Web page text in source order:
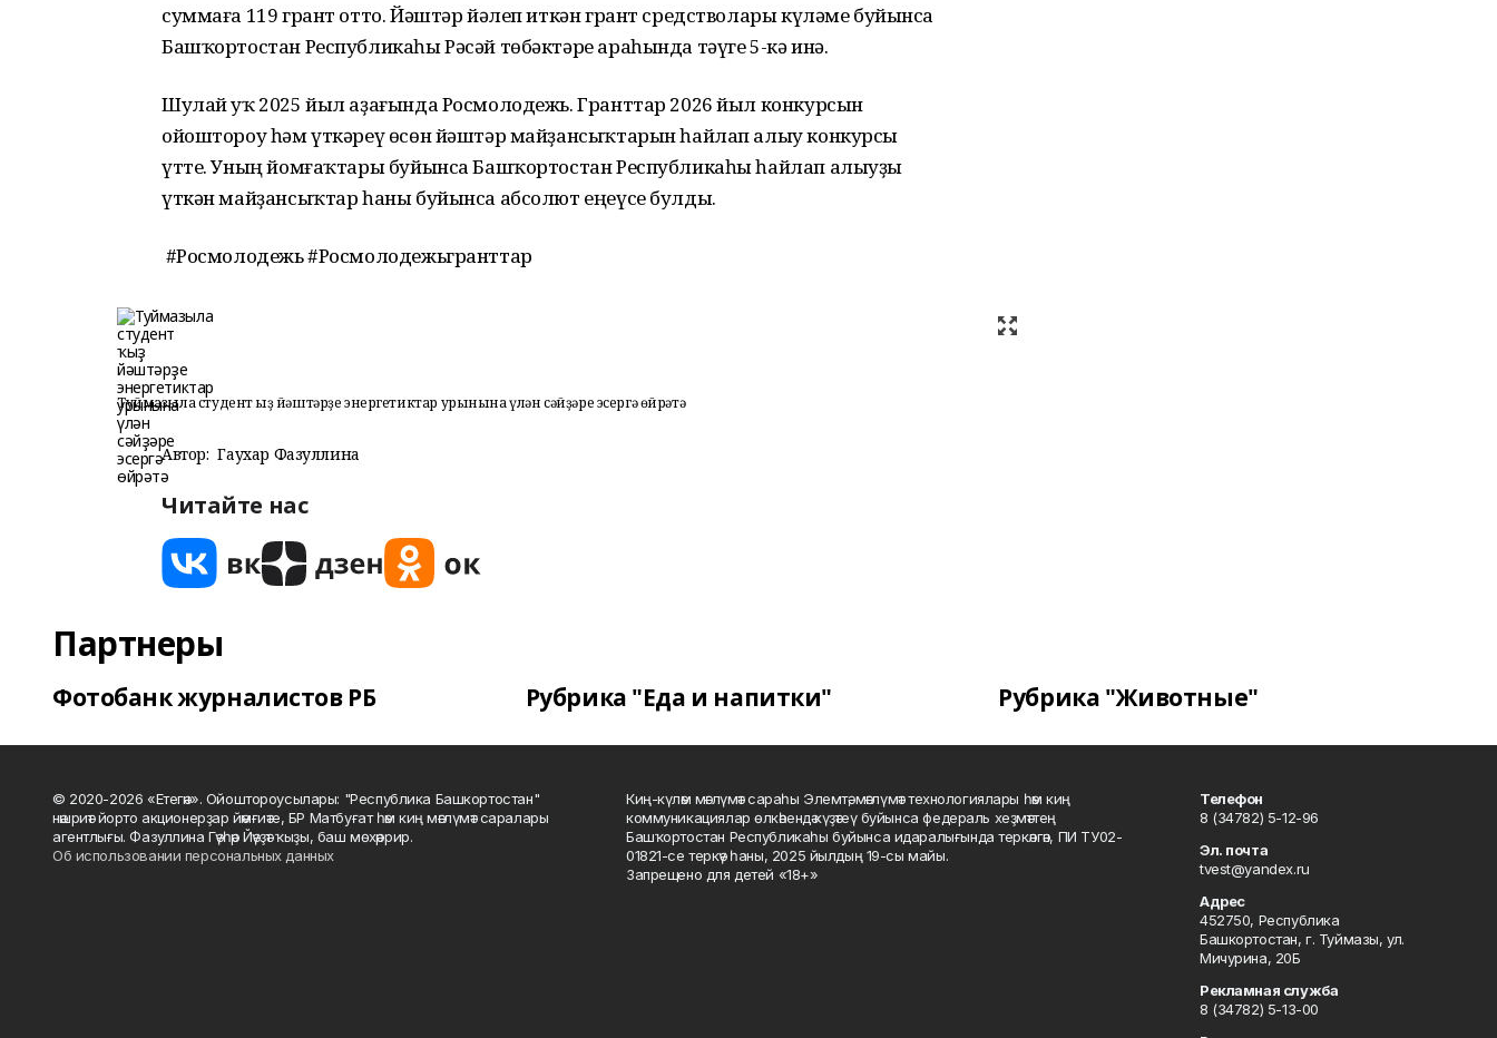
суммаға 119 грант отто. Йәштәр йәлеп иткән грант средстволары күләме буйынса
Башҡортостан Республикаһы Рәсәй төбәктәре араһында тәүге 5-кә инә.
Шулай уҡ 2025 йыл аҙағында Росмолодежь. Гранттар 2026 йыл конкурсын
ойоштороу һәм үткәреү өсөн йәштәр майҙансыҡтарын һайлап алыу конкурсы
үтте. Уның йомғаҡтары буйынса Башҡортостан Республикаһы һайлап алыуҙы
үткән майҙансыҡтар һаны буйынса абсолют еңеүсе булды.
#Росмолодежь #Росмолодежьгранттар
Туймазыла студент ҡыҙ йәштәрҙе энергетиктар урынына үлән сәйҙәре эсергә өйрәтә
Автор: Гаухар Фазуллина
Читайте нас
Партнеры
Фотобанк журналистов РБ Рубрика "Еда и напитки" Рубрика "Животные"
© 2020-2026 «Етегән». Ойоштороусылары: "Республика Башкортостан"
нәшриәт йорто акционерҙар йәмғиәте, БР Матбуғат һәм киң мәғлүмәт саралары
агентлығы. Фазуллина Гәүһәр Йәүҙәт ҡыҙы, баш мөхәррир.
Об использовании персональных данных
Киң-күләм мәғлүмәт сараһы Элемтә, мәғлүмәт технологиялары һәм киң
коммуникациялар өлкәһендә күҙәтеү буйынса федераль хеҙмәттең
Башҡортостан Республикаһы буйынса идаралығында теркәлгән, ПИ ТУ02-
01821-се теркәү һаны, 2025 йылдың 19-сы майы.
Запрещено для детей «18+»
Телефон
8 (34782) 5-12-96
Эл. почта
tvest@yandex.ru
Адрес
452750, Республика
Башкортостан, г. Туймазы, ул.
Мичурина, 20Б
Рекламная служба
8 (34782) 5-13-00